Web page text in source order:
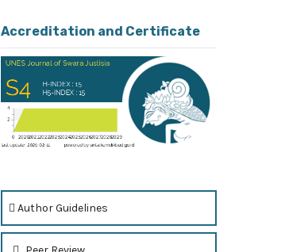
Accreditation and Certificate
Author Guidelines